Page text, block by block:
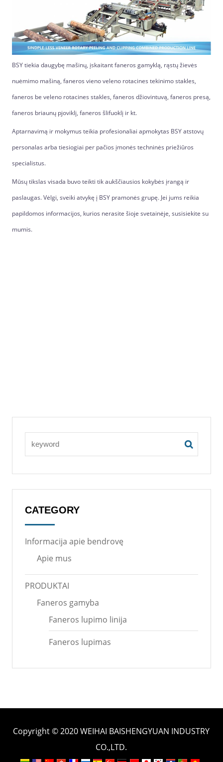
BSY tiekia daugybę mašinų, įskaitant faneros gamyklą, rąstų žievės
nuėmimo mašiną, faneros vieno veleno rotacines tekinimo stakles,
faneros be veleno rotacines stakles, faneros džiovintuvą, faneros presą,
faneros briaunų pjoviklį, faneros šlifuoklį ir kt.
Aptarnavimą ir mokymus teikia profesionaliai apmokytas BSY atstovų
personalas arba tiesiogiai per pačios įmonės techninės priežiūros
specialistus.
Mūsų tikslas visada buvo teikti tik aukščiausios kokybės įrangą ir
paslaugas. Vėlgi, sveiki atvykę į BSY pramonės grupę. Jei jums reikia
papildomos informacijos, kurios nerasite šioje svetainėje, susisiekite su
mumis.
CATEGORY
Informacija apie bendrovę
Apie mus
PRODUKTAI
Faneros gamyba
Faneros lupimo linija
Faneros lupimas
Copyright © 2020 WEIHAI BAISHENGYUAN INDUSTRY
CO.,LTD.